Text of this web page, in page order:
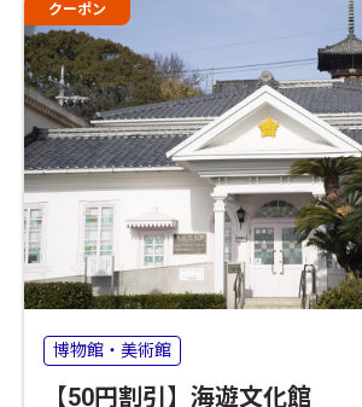
クーポン
博物館・美術館
【50円割引】海遊文化館